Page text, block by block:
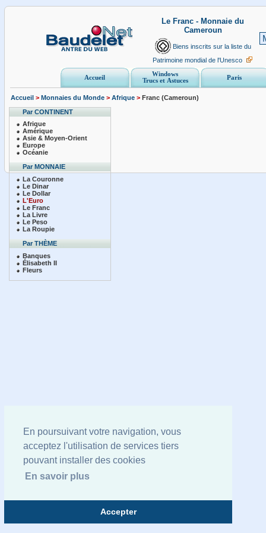
En poursuivant votre navigation, vous
acceptez l'utilisation de services tiers
pouvant installer des cookies
En savoir plus
Accepter
Le Franc - Monnaie du
Cameroun
Biens inscrits sur la liste du
Patrimoine mondial de l'Unesco
Accueil
Windows
Trucs et Astuces
Paris
Accueil > Monnaies du Monde > Afrique > Franc (Cameroun)
Par CONTINENT
Afrique
Amérique
Asie & Moyen-Orient
Europe
Océanie
Par MONNAIE
La Couronne
Le Dinar
Le Dollar
L'Euro
Le Franc
La Livre
Le Peso
La Roupie
Par THÈME
Banques
Élisabeth II
Fleurs